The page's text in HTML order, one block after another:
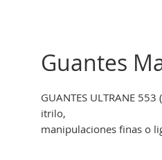
Guantes
GUANTES ULTRANE 553
itrilo,
manipulaciones finas o